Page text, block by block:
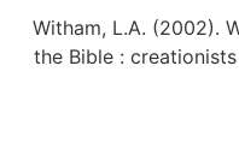
Witham, L.A. (2002).
the Bible :